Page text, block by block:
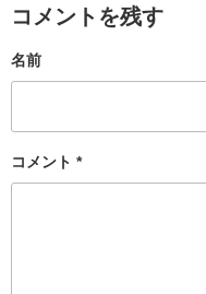
コメントを残す
コメント *
名前